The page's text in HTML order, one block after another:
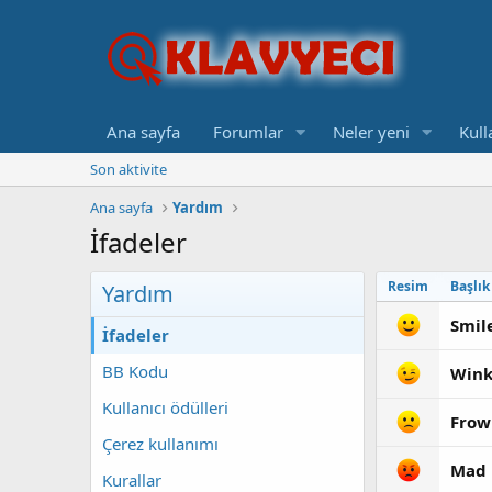
Ana sayfa Forumlar Neler yeni
Son aktivite
Ana sayfa
Yardım
İfadeler
Yardım
İfadeler
BB Kodu
Kullanıcı ödülleri
Çerez kullanımı
Kurallar
Resim Başlık
Wink
Mad